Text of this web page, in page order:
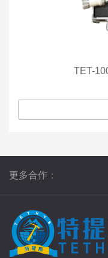
TET-
更多合作：